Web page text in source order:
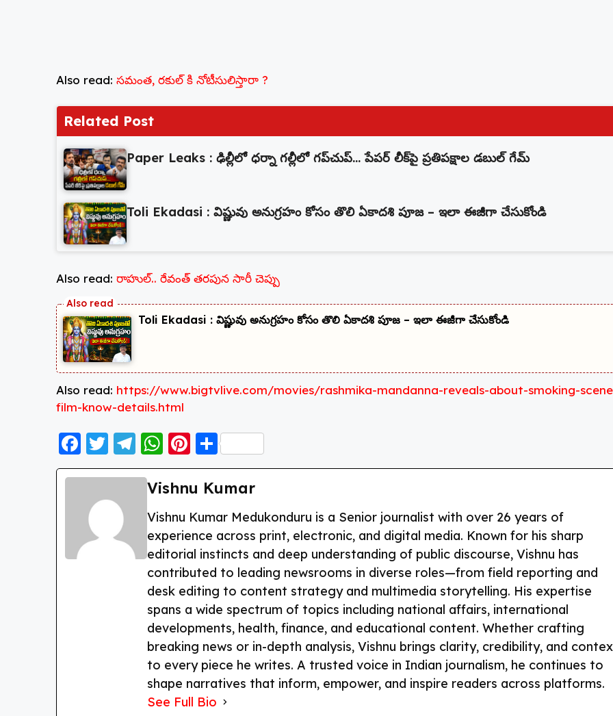
Also read: సమంత, రకుల్ కి నోటీసులిస్తారా ?
Related Post
Paper Leaks : ఢిల్లీలో ధర్నా గల్లీలో గప్‌చుప్… పేపర్ లీక్‌పై ప్రతిపక్షాల డబుల్ గేమ్
Toli Ekadasi : విష్ణువు అనుగ్రహం కోసం తొలి ఏకాదశి పూజ – ఇలా ఈజీగా చేసుకోండి
Also read: రాహుల్.. రేవంత్ తరపున సారీ చెప్పు
Toli Ekadasi : విష్ణువు అనుగ్రహం కోసం తొలి ఏకాదశి పూజ – ఇలా ఈజీగా చేసుకోండి
Also read: https://www.bigtvlive.com/movies/rashmika-mandanna-reveals-about-smoking-
film-know-details.html
F
a
e
b
o
T
w
er
T
el
e
g
ra
m
W
h
a
ts
A
p
p
Pi
nt
er
e
st
S
h
a
re
Vishnu Kumar
Vishnu Kumar Medukonduru is a Senior journalist with over 26 years of
experience across print, electronic, and digital media. Known for his sharp
editorial instincts and deep understanding of public discourse, Vishnu has
contributed to leading newsrooms in diverse roles—from field reporting and
desk editing to content strategy and multimedia storytelling. His expertise
spans a wide spectrum of topics including national affairs, international
developments, health, finance, and educational content. Whether crafting
breaking news or in-depth analysis, Vishnu brings clarity, credibility, and
to every piece he writes. A trusted voice in Indian journalism, he continues to
shape narratives that inform, empower, and inspire readers across platforms.
See Full Bio